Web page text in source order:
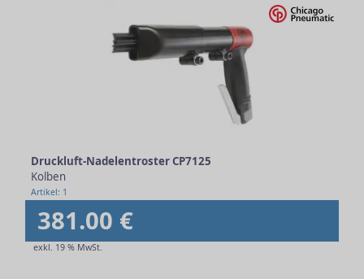
Druckluft-Nadelentroster CP7125
Kolben
Artikel: 1
381.00 €
exkl. 19 % MwSt.